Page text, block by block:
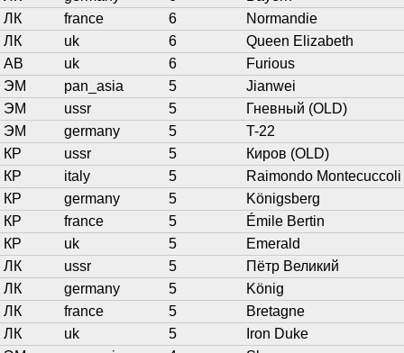
ЛК
france 6
Normandie
ЛК
uk 6
Queen Elizabeth
АВ
uk 6
Furious
ЭМ
pan_asia 5
Jianwei
ЭМ
ussr 5
Гневный (OLD)
ЭМ
germany 5
T-22
КР
ussr 5
Киров (OLD)
КР
italy 5
Raimondo Montecuccoli
КР
germany 5
Königsberg
КР
france 5
Émile Bertin
КР
uk 5
Emerald
ЛК
ussr 5
Пётр Великий
ЛК
germany 5
König
ЛК
france 5
Bretagne
ЛК
uk 5
Iron Duke